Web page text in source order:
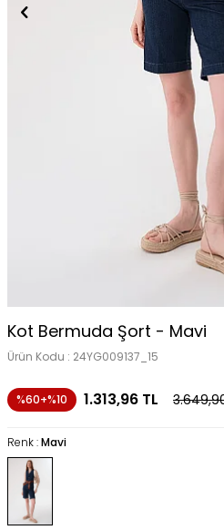
Kot Bermuda Şort - Mavi
Ürün Kodu : 24YG009137_15
%60+%10 1.313,96 TL
Renk :Mavi